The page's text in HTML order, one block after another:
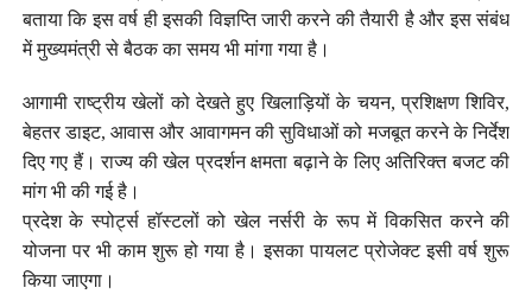
बताया कि इस वर्ष ही इसकी विज्ञप्ति जारी करने की तैयारी है और इस संबंध
में मुख्यमंत्री से बैठक का समय भी मांगा गया है।
आगामी राष्ट्रीय खेलों को देखते हुए खिलाड़ियों के चयन, प्रशिक्षण शिविर,
बेहतर डाइट, आवास और आवागमन की सुविधाओं को मजबूत करने के निर्देश
दिए गए हैं। राज्य की खेल प्रदर्शन क्षमता बढ़ाने के लिए अतिरिक्त बजट की
मांग भी की गई है।
प्रदेश के स्पोर्ट्स हॉस्टलों को खेल नर्सरी के रूप में विकसित करने की
योजना पर भी काम शुरू हो गया है। इसका पायलट प्रोजेक्ट इसी वर्ष शुरू
किया जाएगा।